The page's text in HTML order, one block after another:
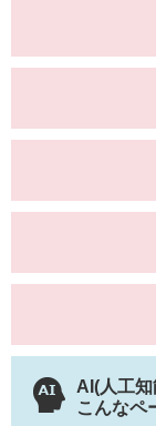
AI(人工知
こんなペ